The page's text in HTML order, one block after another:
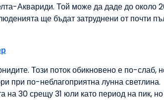
Аквариди. Той може да даде до около
ще бъдат затруднени от почти
Този поток обикновено е по-слаб,
при по-неблагоприятна лунна светлина.
30 срещу 31 юли като период на пик, но